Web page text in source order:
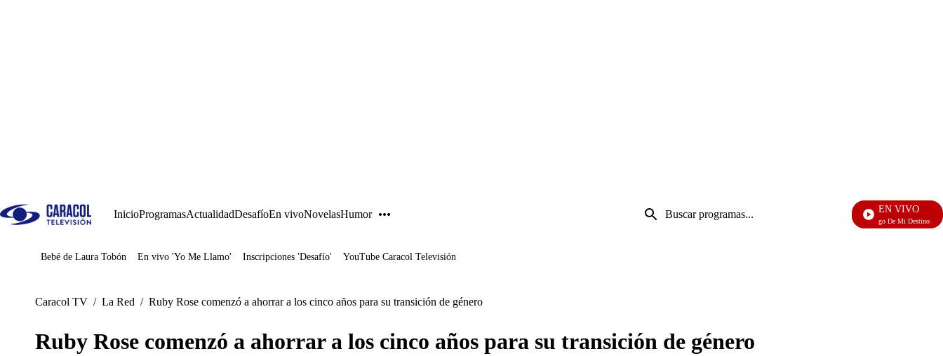
InicioProgramasActualidadDesafíoEn vivoNovelasHumor
Entrada
de
EN VIVO
El Juego De Mi Destino
Juegos
Bebé de Laura Tobón En vivo 'Yo Me Llamo' Inscripciones 'Desafío' YouTube Caracol Televisión
Caracol TV / La Red / Ruby Rose comenzó a ahorrar a los cinco años para su transición de género
Ruby Rose comenzó a ahorrar a los cinco años para su transición de género